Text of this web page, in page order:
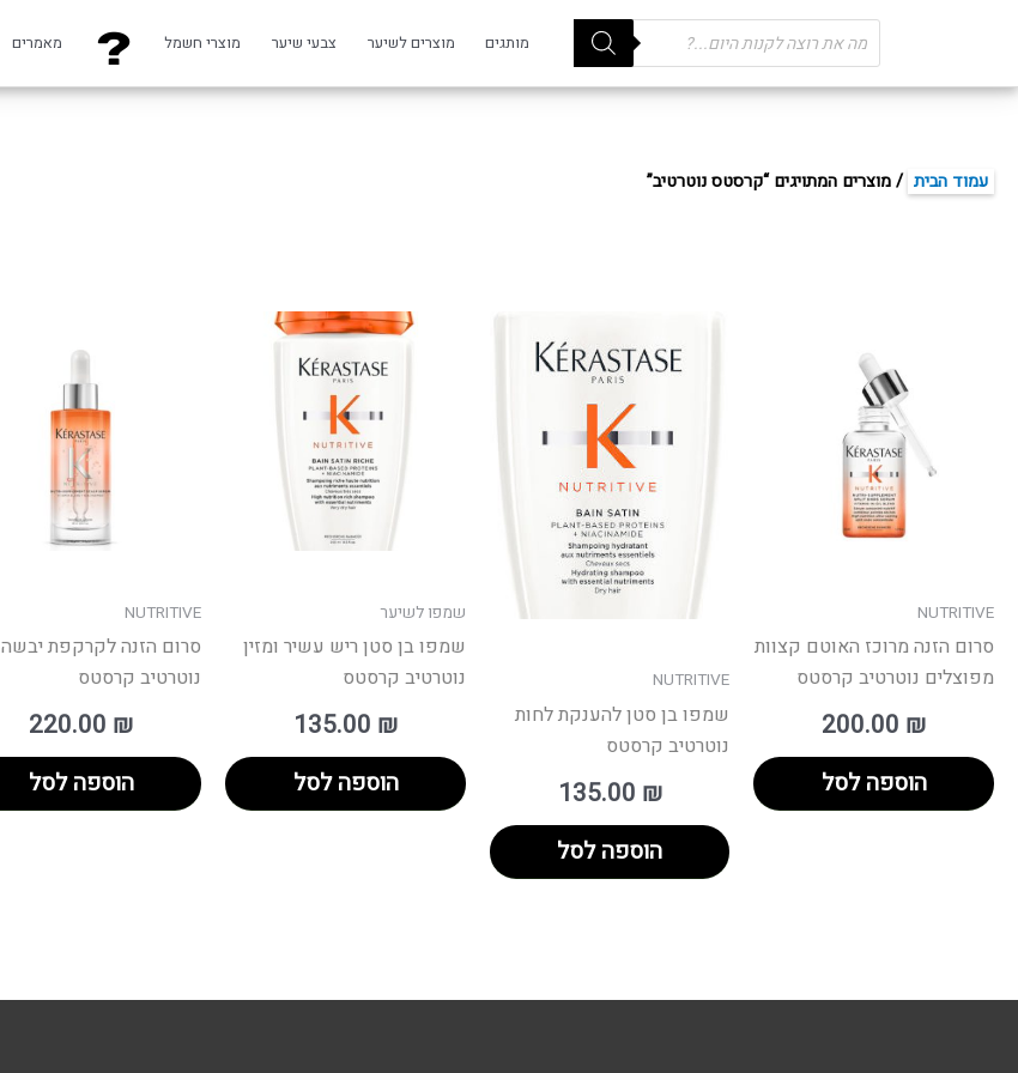
מותגים מוצרים לשיער צבעי שיער מוצרי חשמל מאמרים
Products
search
עמוד הבית / מוצרים המתויגים “קרסטס נוטרטיב”
NUTRITIVE
סרום הזנה מרוכז האוטם קצוות
מפוצלים נוטרטיב קרסטס
200.00 ₪
הוספה לסל
NUTRITIVE
שמפו בן סטן להענקת לחות
נוטרטיב קרסטס
135.00 ₪
הוספה לסל
שמפו לשיער
שמפו בן סטן ריש עשיר ומזין
נוטרטיב קרסטס
135.00 ₪
הוספה לסל
NUTRITIVE
סרום הזנה לקרקפת יבשה
נוטרטיב קרסטס
220.00 ₪
הוספה לסל